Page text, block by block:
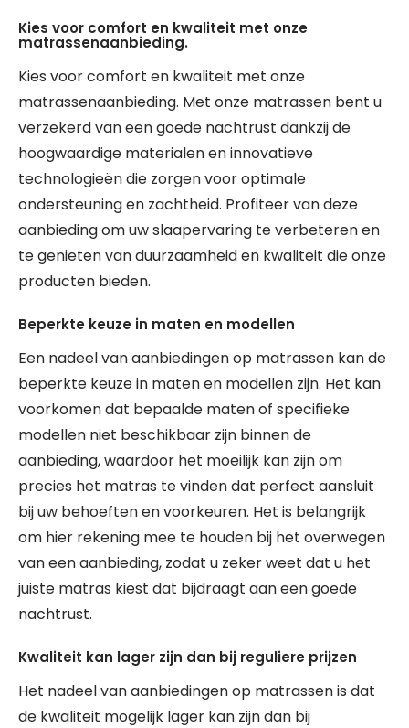
Kies voor comfort en kwaliteit met onze
matrassenaanbieding.
Kies voor comfort en kwaliteit met onze
matrassenaanbieding. Met onze matrassen bent u
verzekerd van een goede nachtrust dankzij de
hoogwaardige materialen en innovatieve
technologieën die zorgen voor optimale
ondersteuning en zachtheid. Profiteer van deze
aanbieding om uw slaapervaring te verbeteren en
te genieten van duurzaamheid en kwaliteit die onze
producten bieden.
Beperkte keuze in maten en modellen
Een nadeel van aanbiedingen op matrassen kan de
beperkte keuze in maten en modellen zijn. Het kan
voorkomen dat bepaalde maten of specifieke
modellen niet beschikbaar zijn binnen de
aanbieding, waardoor het moeilijk kan zijn om
precies het matras te vinden dat perfect aansluit
bij uw behoeften en voorkeuren. Het is belangrijk
om hier rekening mee te houden bij het overwegen
van een aanbieding, zodat u zeker weet dat u het
juiste matras kiest dat bijdraagt aan een goede
nachtrust.
Kwaliteit kan lager zijn dan bij reguliere prijzen
Het nadeel van aanbiedingen op matrassen is dat
de kwaliteit mogelijk lager kan zijn dan bij